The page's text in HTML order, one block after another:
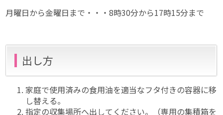
月曜日から金曜日まで・・・8時30分から17時15分まで
出し方
家庭で使用済みの食用油を適当なフタ付きの容器に移
し替える。
指定の収集場所へ出してください。（専用の集積箱を